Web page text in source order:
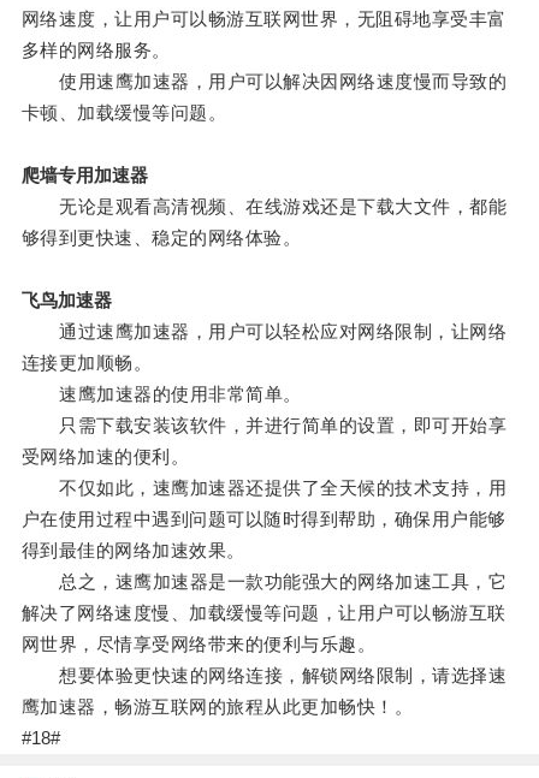
网络速度，让用户可以畅游互联网世界，无阻碍地享受丰富
多样的网络服务。
使用速鹰加速器，用户可以解决因网络速度慢而导致的
卡顿、加载缓慢等问题。
爬墙专用加速器
无论是观看高清视频、在线游戏还是下载大文件，都能
够得到更快速、稳定的网络体验。
飞鸟加速器
通过速鹰加速器，用户可以轻松应对网络限制，让网络
连接更加顺畅。
速鹰加速器的使用非常简单。
只需下载安装该软件，并进行简单的设置，即可开始享
受网络加速的便利。
不仅如此，速鹰加速器还提供了全天候的技术支持，用
户在使用过程中遇到问题可以随时得到帮助，确保用户能够
得到最佳的网络加速效果。
总之，速鹰加速器是一款功能强大的网络加速工具，它
解决了网络速度慢、加载缓慢等问题，让用户可以畅游互联
网世界，尽情享受网络带来的便利与乐趣。
想要体验更快速的网络连接，解锁网络限制，请选择速
鹰加速器，畅游互联网的旅程从此更加畅快！。
#18#